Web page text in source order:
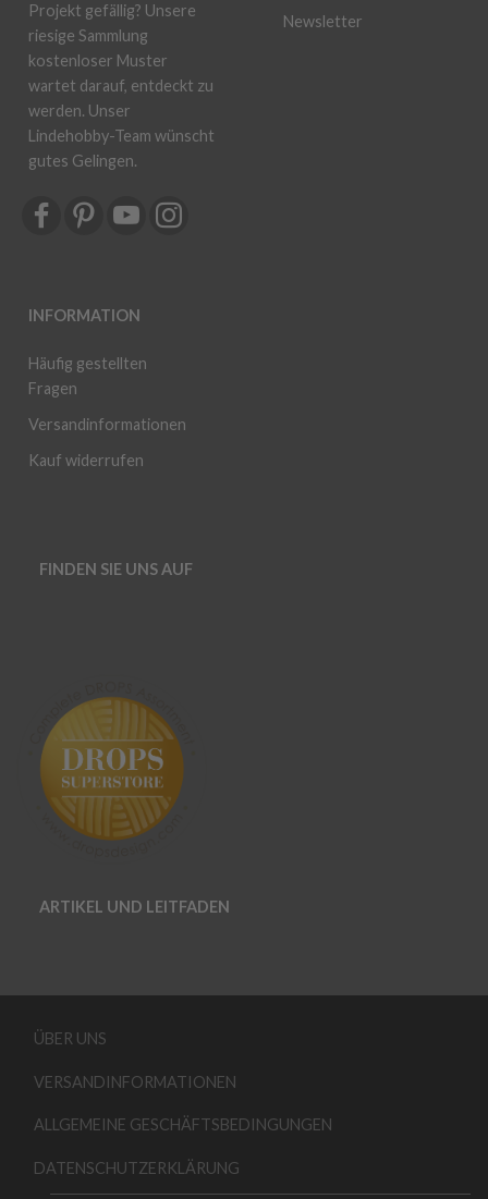
Projekt gefällig? Unsere
riesige Sammlung
kostenloser Muster
wartet darauf, entdeckt zu
werden. Unser
Lindehobby-Team wünscht
gutes Gelingen.
INFORMATION
Häufig gestellten
Fragen
Versandinformationen
Kauf widerrufen
Newsletter
FINDEN SIE UNS AUF
ARTIKEL UND LEITFADEN
ÜBER UNS
VERSANDINFORMATIONEN
ALLGEMEINE GESCHÄFTSBEDINGUNGEN
DATENSCHUTZERKLÄRUNG